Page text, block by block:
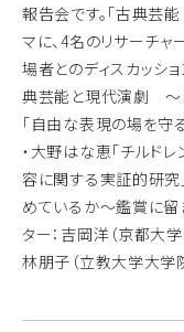
報告会です。「古典芸
マに、4名のリサーチャ
場者とのディスカッシ
典芸能と現代演劇 〜
「自由な表現の場を守
・大野はな恵「チルド
容に関する実証的研究
めているか〜鑑賞に留
ター：吉岡洋（京都大
林朋子（立教大学大学